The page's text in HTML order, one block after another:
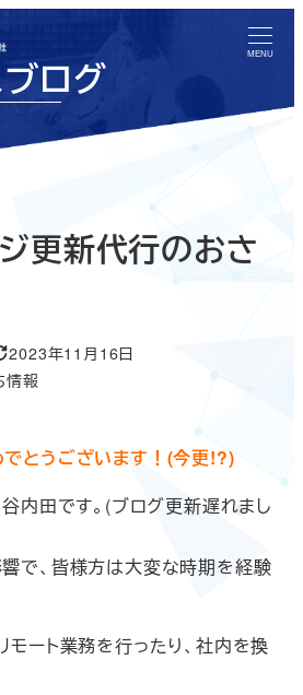
MENU
ログ
更新代行のおさ
新日
2023年11月16日
リー
情報
とうございます！(今更!?)
内田です。(ブログ更新遅れまし
で、皆様方は大変な時期を経験
モート業務を行ったり、社内を換